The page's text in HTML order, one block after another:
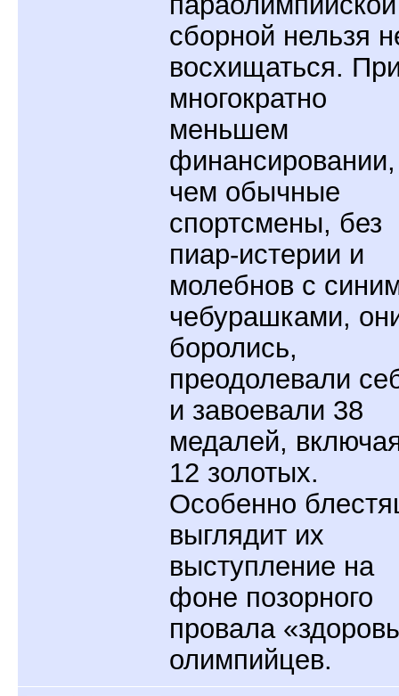
сборной нельзя
восхищаться.
многократно
меньшем
финансировании,
чем обычные
спортсмены, без
пиар-истерии и
молебнов с
чебурашками,
боролись,
преодолевали
и завоевали 38
медалей,
12 золотых.
Особенно
выглядит их
выступление на
фоне позорного
провала
олимпийцев.